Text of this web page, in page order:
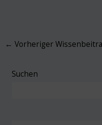
Post
← Vorheriger
Suchen